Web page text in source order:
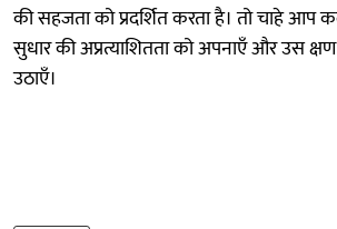
की सहजता को प्रदर्शित करता है। तो चाहे आप
सुधार की अप्रत्याशितता को अपनाएँ और उस
उठाएँ।